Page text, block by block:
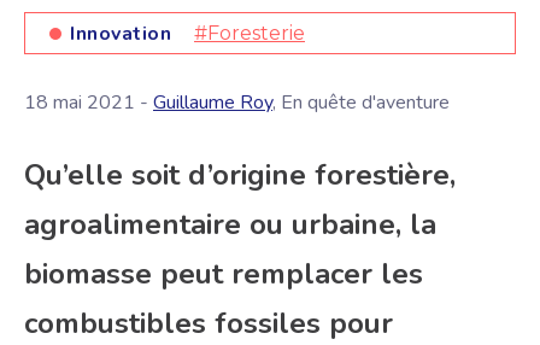
Innovation #Foresterie
18 mai 2021 - Guillaume Roy, En quête d'aventure
Qu’elle soit d’origine forestière,
agroalimentaire ou urbaine, la
biomasse peut remplacer les
combustibles fossiles pour